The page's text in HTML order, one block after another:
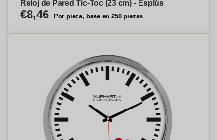
Reloj de Pared Tic-Toc (23 cm) - Esplús
€8,46 Por pieza, base en 250 piezas